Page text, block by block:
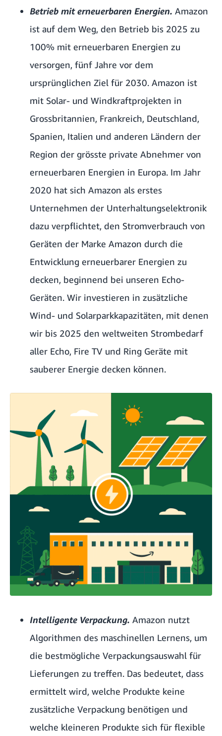
Betrieb mit erneuerbaren Energien. Amazon
ist auf dem Weg, den Betrieb bis 2025 zu
100% mit erneuerbaren Energien zu
versorgen, fünf Jahre vor dem
ursprünglichen Ziel für 2030. Amazon ist
mit Solar- und Windkraftprojekten in
Grossbritannien, Frankreich, Deutschland,
Spanien, Italien und anderen Ländern der
Region der grösste private Abnehmer von
erneuerbaren Energien in Europa. Im Jahr
2020 hat sich Amazon als erstes
Unternehmen der Unterhaltungselektronik
dazu verpflichtet, den Stromverbrauch von
Geräten der Marke Amazon durch die
Entwicklung erneuerbarer Energien zu
decken, beginnend bei unseren Echo-
Geräten. Wir investieren in zusätzliche
Wind- und Solarparkkapazitäten, mit denen
wir bis 2025 den weltweiten Strombedarf
aller Echo, Fire TV und Ring Geräte mit
sauberer Energie decken können.
Intelligente Verpackung. Amazon nutzt
Algorithmen des maschinellen Lernens, um
die bestmögliche Verpackungsauswahl für
Lieferungen zu treffen. Das bedeutet, dass
ermittelt wird, welche Produkte keine
zusätzliche Verpackung benötigen und
welche kleineren Produkte sich für flexible